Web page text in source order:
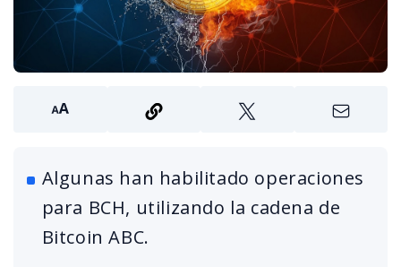
Algunas han habilitado operaciones
para BCH, utilizando la cadena de
Bitcoin ABC.